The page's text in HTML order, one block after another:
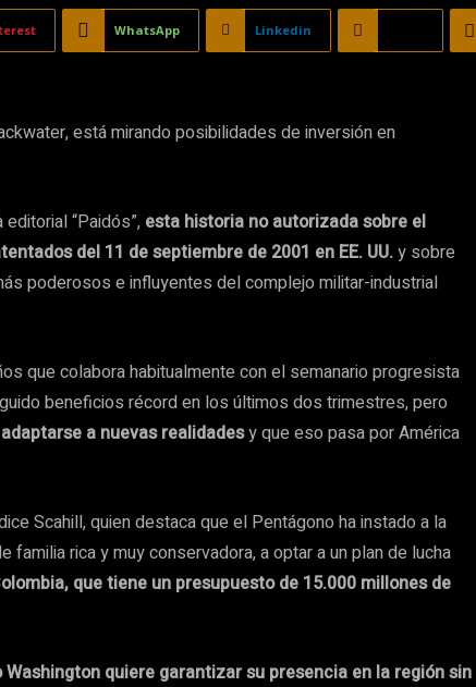
WhatsApp Linkedin
está mirando posibilidades de inversión en
“Paidós”, esta historia no autorizada sobre el
del 11 de septiembre de 2001 en EE. UU.y sobre
poderosos e influyentes del complejo militar-industrial
que colabora habitualmente con el semanario progresista
beneficios récord en los últimos dos trimestres, pero
a nuevas realidadesy que eso pasa por América
Scahill, quien destaca que el Pentágono ha instado a la
familia rica y muy conservadora, a optar a un plan de lucha
que tiene un presupuesto de 15.000 millones de
quiere garantizar su presencia en la región sin